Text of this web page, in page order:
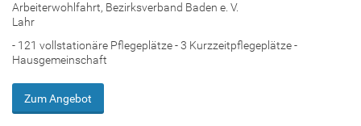
Arbeiterwohlfahrt, Bezirksverband Baden e. V.
Lahr
- 121 vollstationäre Pflegeplätze - 3 Kurzzeitpflegeplätze -
Hausgemeinschaft
Zum Angebot